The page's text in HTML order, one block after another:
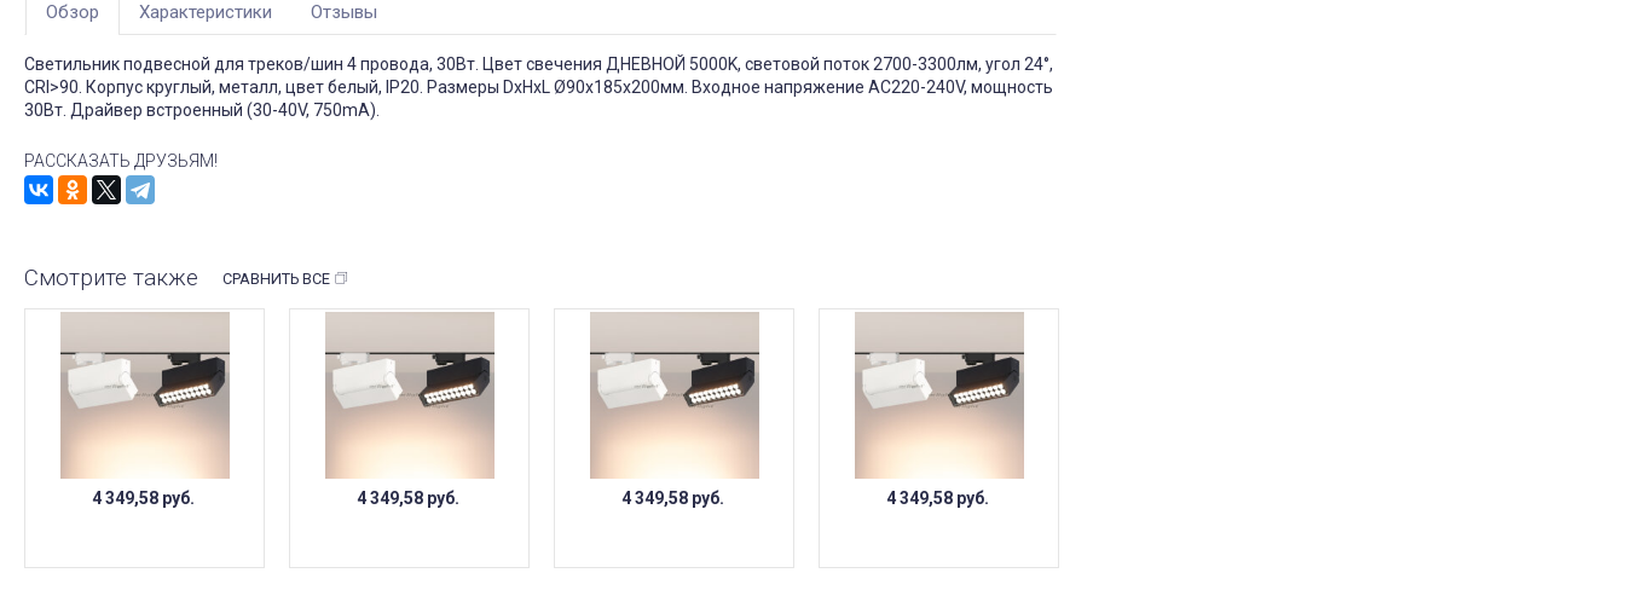
Обзор Характеристики Отзывы
Светильник подвесной для треков/шин 4 провода, 30Вт. Цвет свечения ДНЕВНОЙ 5000K, световой поток 2700-3300лм, угол 24°,
CRI>90. Корпус круглый, металл, цвет белый, IP20. Размеры DxHxL Ø90x185x200мм. Входное напряжение AC220-240V, мощность
30Вт. Драйвер встроенный (30-40V, 750mA).
РАССКАЗАТЬ ДРУЗЬЯМ!
Смотрите также СРАВНИТЬ ВСЕ
4 349,58 руб. 4 349,58 руб. 4 349,58 руб. 4 349,58 руб.